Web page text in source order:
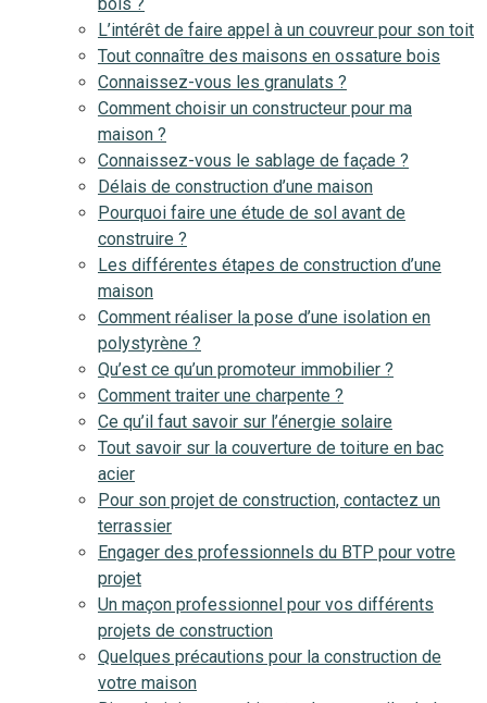
L’intérêt de faire appel à un couvreur pour son toit
Tout connaître des maisons en ossature bois
Connaissez-vous les granulats ?
Comment choisir un constructeur pour ma
maison ?
Connaissez-vous le sablage de façade ?
Délais de construction d’une maison
Pourquoi faire une étude de sol avant de
construire ?
Les différentes étapes de construction d’une
maison
Comment réaliser la pose d’une isolation en
polystyrène ?
Qu’est ce qu’un promoteur immobilier ?
Comment traiter une charpente ?
Ce qu’il faut savoir sur l’énergie solaire
Tout savoir sur la couverture de toiture en bac
acier
Pour son projet de construction, contactez un
terrassier
Engager des professionnels du BTP pour votre
projet
Un maçon professionnel pour vos différents
projets de construction
Quelques précautions pour la construction de
votre maison